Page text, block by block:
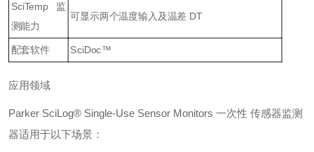
SciTemp 监
测能力
可显示两个温度输入及温差 DT
配套软件 SciDoc™
应用领域
Parker SciLog® Single-Use Sensor Monitors 一次性 传感器监测
器适用于以下场景：